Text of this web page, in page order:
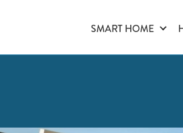
SMART HOME